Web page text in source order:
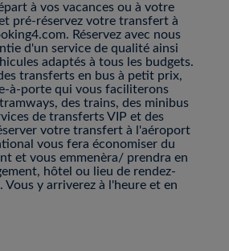
à vos vacances ou à votre
pré-réservez votre transfert à
Réservez avec nous
d'un service de qualité ainsi
adaptés à tous les budgets.
transferts en bus à petit prix,
à-porte qui vous faciliterons
des trains, des minibus
de transferts VIP et des
votre transfert à l'aéroport
vous fera économiser du
et vous emmenèra/ prendra en
hôtel ou lieu de rendez-
Vous y arriverez à l'heure et en